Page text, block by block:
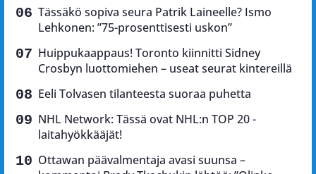
Tässäkö sopiva seura Patrik Laineelle? Ismo
Lehkonen: ”75-prosenttisesti uskon”
Huippukaappaus! Toronto kiinnitti Sidney
Crosbyn luottomiehen – useat seurat kintereillä
Eeli Tolvasen tilanteesta suoraa puhetta
NHL Network: Tässä ovat NHL:n TOP 20 -
laitahyökkääjät!
Ottawan päävalmentaja avasi suunsa –